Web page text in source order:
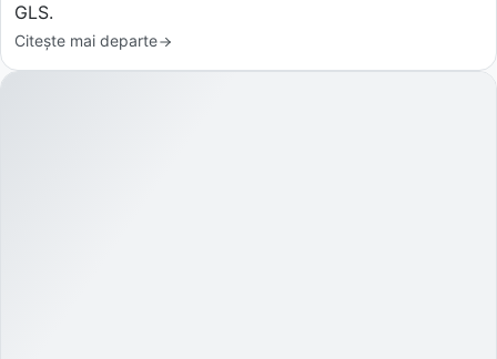
GLS.
Citește mai departe